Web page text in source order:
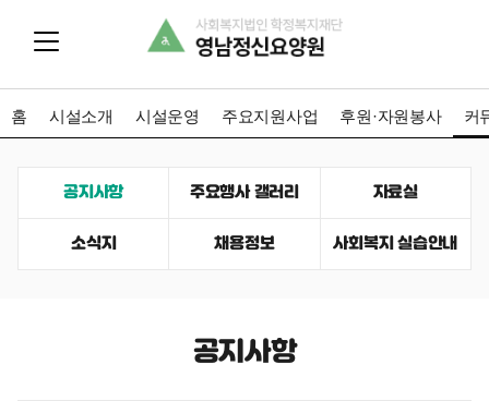
홈 시설소개 시설운영 주요지원사업 후원·자원봉사 커
공지사항 주요행사 갤러리 자료실
소식지 채용정보 사회복지 실습안내
공지사항